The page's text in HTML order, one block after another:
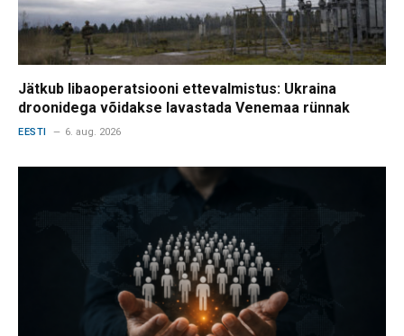
Jätkub libaoperatsiooni ettevalmistus: Ukraina
droonidega võidakse lavastada Venemaa rünnak
EESTI 6. aug. 2026